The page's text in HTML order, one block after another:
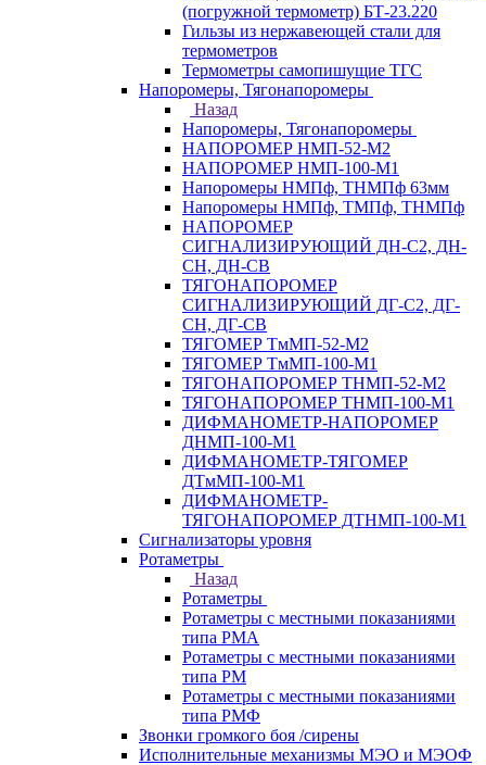
(погружной термометр) БТ-23.220
Гильзы из нержавеющей стали для
термометров
Термометры самопишущие ТГС
Напоромеры, Тягонапоромеры
Назад
Напоромеры, Тягонапоромеры
НАПОРОМЕР НМП-52-М2
НАПОРОМЕР НМП-100-М1
Напоромеры НМПф, ТНМПф 63мм
Напоромеры НМПф, ТМПф, ТНМПф
НАПОРОМЕР
СИГНАЛИЗИРУЮЩИЙ ДН-С2, ДН-
СН, ДН-СВ
ТЯГОНАПОРОМЕР
СИГНАЛИЗИРУЮЩИЙ ДГ-С2, ДГ-
СН, ДГ-СВ
ТЯГОМЕР ТмМП-52-М2
ТЯГОМЕР ТмМП-100-М1
ТЯГОНАПОРОМЕР ТНМП-52-М2
ТЯГОНАПОРОМЕР ТНМП-100-М1
ДИФМАНОМЕТР-НАПОРОМЕР
ДНМП-100-М1
ДИФМАНОМЕТР-ТЯГОМЕР
ДТмМП-100-М1
ДИФМАНОМЕТР-
ТЯГОНАПОРОМЕР ДТНМП-100-М1
Сигнализаторы уровня
Ротаметры
Назад
Ротаметры
Ротаметры с местными показаниями
типа РМА
Ротаметры с местными показаниями
типа РМ
Ротаметры с местными показаниями
типа РМФ
Звонки громкого боя /сирены
Исполнительные механизмы МЭО и МЭОФ